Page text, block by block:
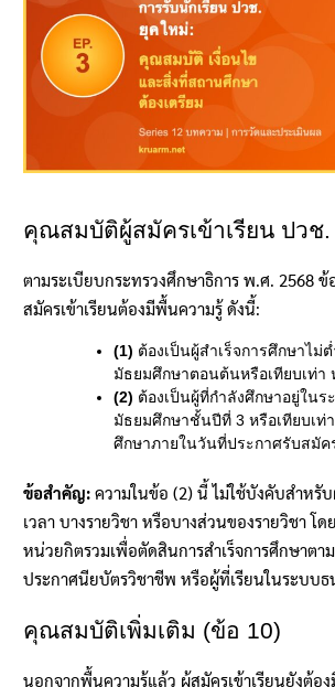
คุณสมบัติผู้สมัครเข้าเรียน ปวช.
ตามระเบียบกระทรวงศึกษาธิการ พ.ศ. 2568
สมัครเข้าเรียนต้องมีพื้นความรู้ ดังนี้:
(1) ต้องเป็นผู้สำเร็จการศึกษาไม่
มัธยมศึกษาตอนต้นหรือเทียบเท่า
(2) ต้องเป็นผู้ที่กำลังศึกษาอยู่ในร
มัธยมศึกษาชั้นปีที่ 3 หรือเทียบเท่
ศึกษาภายในวันที่ประกาศรับสมัค
ข้อสำคัญ: ความในข้อ (2) นี้ ไม่ใช้บังคับสำหรั
เวลา บางรายวิชา หรือบางส่วนของรายวิชา โ
หน่วยกิตรวมเพื่อตัดสินการสำเร็จการศึกษาตา
ประกาศนียบัตรวิชาชีพ หรือผู้ที่เรียนในระบบ
คุณสมบัติเพิ่มเติม (ข้อ 10)
นอกจากพื้นความรู้แล้ว ผู้สมัครเข้าเรียนยังต้อ